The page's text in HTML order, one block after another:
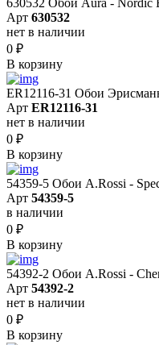
Арт 630532
нет в наличии
0 ₽
В корзину
ER12116-31 Обои
Арт ER12116-31
нет в наличии
0 ₽
В корзину
54359-5 Обои A.Rossi -
Арт 54359-5
в наличии
0 ₽
В корзину
54392-2 Обои A.Rossi -
Арт 54392-2
нет в наличии
0 ₽
В корзину